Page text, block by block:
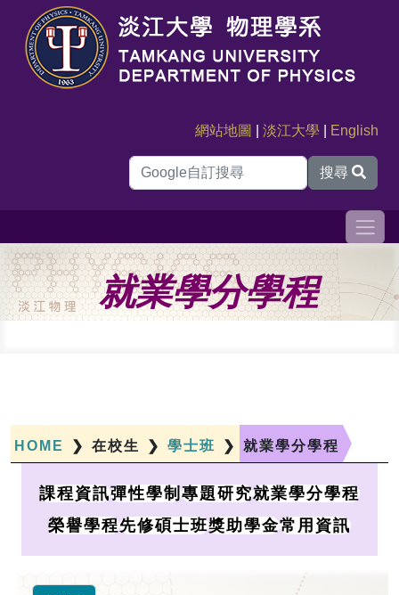
網站地圖 |淡江大學 English
搜尋
就業學分學程
HOME ❯ 在校生 ❯ 學士班 ❯ 就業學分學程
課程資訊彈性學制專題研究就業學分學程
榮譽學程先修碩士班獎助學金常用資訊